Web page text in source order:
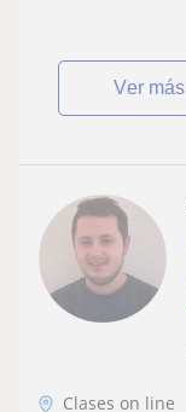
ver más
Clases on line